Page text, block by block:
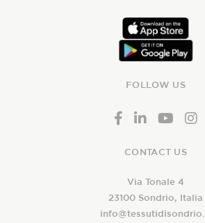
FOLLOW US
CONTACT US
Via Tonale 4
23100 Sondrio, Italia